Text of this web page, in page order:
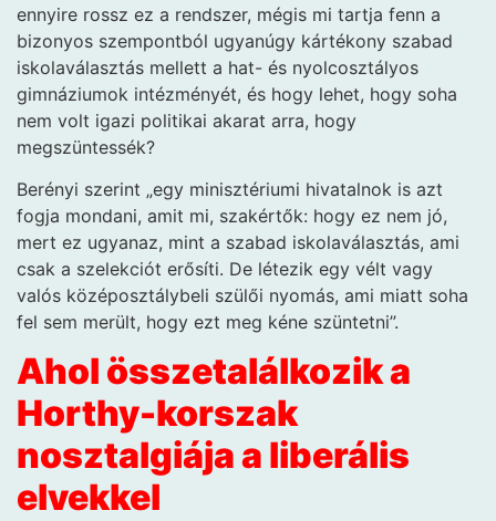
ennyire rossz ez a rendszer, mégis mi tartja fenn a
bizonyos szempontból ugyanúgy kártékony szabad
iskolaválasztás mellett a hat- és nyolcosztályos
gimnáziumok intézményét, és hogy lehet, hogy soha
nem volt igazi politikai akarat arra, hogy
megszüntessék?
Berényi szerint „egy minisztériumi hivatalnok is azt
fogja mondani, amit mi, szakértők: hogy ez nem jó,
mert ez ugyanaz, mint a szabad iskolaválasztás, ami
csak a szelekciót erősíti. De létezik egy vélt vagy
valós középosztálybeli szülői nyomás, ami miatt soha
fel sem merült, hogy ezt meg kéne szüntetni”.
Ahol összetalálkozik a
Horthy-korszak
nosztalgiája a liberális
elvekkel